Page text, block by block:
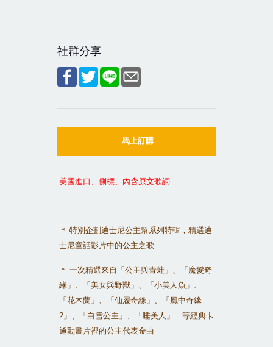
社群分享
馬上訂購
美國進口、側標、內含原文歌詞
＊ 特別企劃迪士尼公主幫系列特輯，精選迪
士尼童話影片中的公主之歌
＊ 一次精選來自「公主與青蛙」、「魔髮奇
緣」、「美女與野獸」、「小美人魚」、
「花木蘭」、「仙履奇緣」、「風中奇緣
2」、「白雪公主」、「睡美人」 …等經典卡
通動畫片裡的公主代表金曲